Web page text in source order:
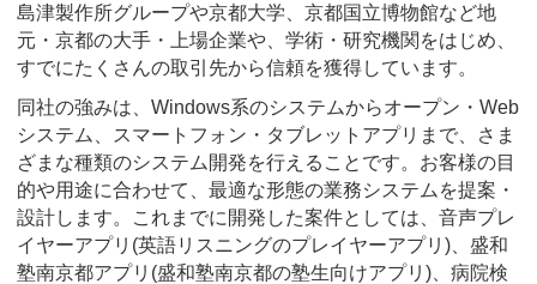
島津製作所グループや京都大学、京都国立博物館など地
元・京都の大手・上場企業や、学術・研究機関をはじめ、
すでにたくさんの取引先から信頼を獲得しています。
同社の強みは、Windows系のシステムからオープン・Web
システム、スマートフォン・タブレットアプリまで、さま
ざまな種類のシステム開発を行えることです。お客様の目
的や用途に合わせて、最適な形態の業務システムを提案・
設計します。これまでに開発した案件としては、音声プレ
イヤーアプリ(英語リスニングのプレイヤーアプリ)、盛和
塾南京都アプリ(盛和塾南京都の塾生向けアプリ)、病院検